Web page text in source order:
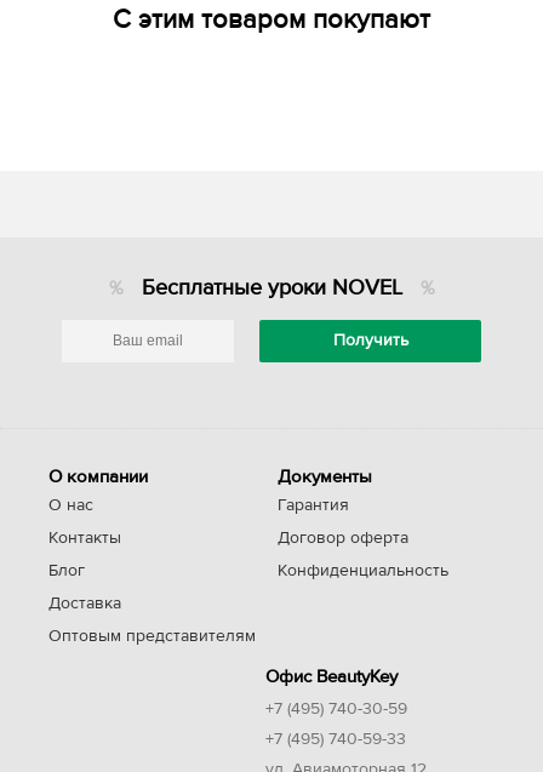
С этим товаром покупают
Бесплатные уроки NOVEL
О компании
О нас
Контакты
Блог
Доставка
Оптовым представителям
Документы
Гарантия
Договор оферта
Конфиденциальность
Офис BeautyKey
+7 (495) 740-30-59
+7 (495) 740-59-33